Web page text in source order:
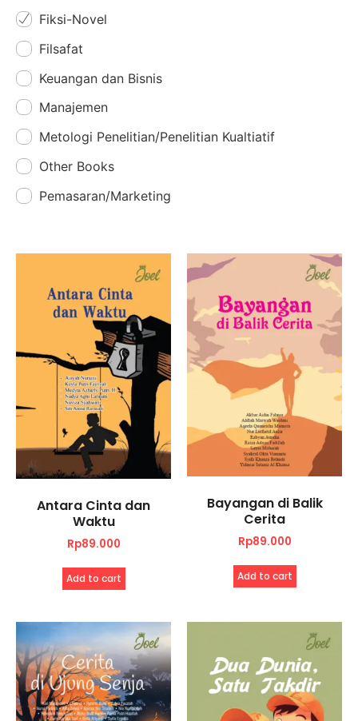
Fiksi-Novel
Filsafat
Keuangan dan Bisnis
Manajemen
Metologi Penelitian/Penelitian Kualtiatif
Other Books
Pemasaran/Marketing
Antara Cinta dan
Waktu
Rp89.000
Add to cart
Bayangan di Balik
Cerita
Rp89.000
Add to cart